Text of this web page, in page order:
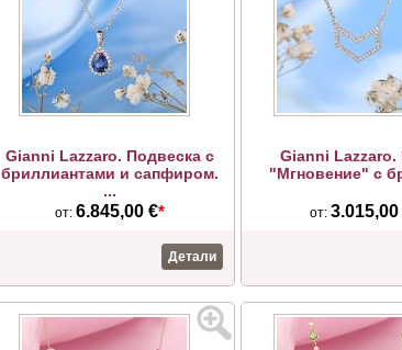
Gianni Lazzaro. Подвеска с
бриллиантами и сапфиром.
...
от:6.845,00 €*
Детали
Gianni Lazzaro.
"Мгновение" с
от: 3.015,00